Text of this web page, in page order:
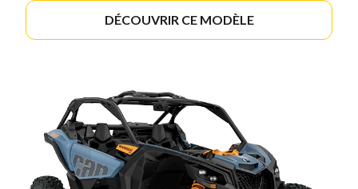
DÉCOUVRIR CE MODÈLE